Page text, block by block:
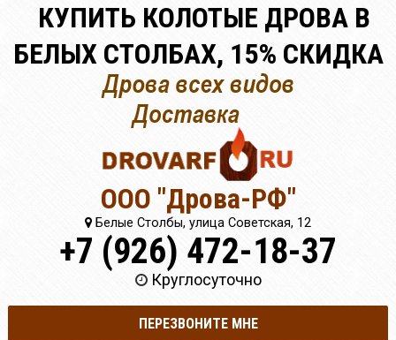
КУПИТЬ КОЛОТЫЕ ДРОВА В
БЕЛЫХ СТОЛБАХ, 15% СКИДКА
ООО "Дрова-РФ"
Белые Столбы, улица Советская, 12
+7 (926) 472-18-37
Круглосуточно
ПЕРЕЗВОНИТЕ МНЕ